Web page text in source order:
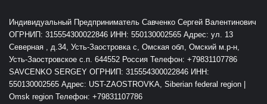
Индивидуальный Предприниматель Савченко Сергей Валентинович
ОГРНИП: 315554300022846 ИНН: 550130002565 Адрес: ул. 13
Северная , д.34, Усть-Заостровка с, Омская обл, Омский м.р-н,
Усть-Заостровское с.п. 644552 Россия Телефон: +79831107786
SAVCENKO SERGEY ОГРНИП: 315554300022846 ИНН:
550130002565 Адрес: UST-ZAOSTROVKA, Siberian federal region |
Omsk region Телефон: +79831107786